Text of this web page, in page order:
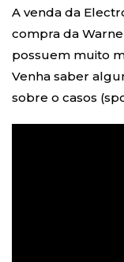
A venda da
compra da
possuem muito
Venha saber
sobre o casos